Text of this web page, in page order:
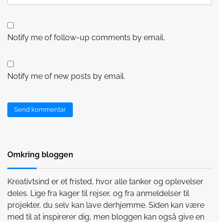
Notify me of follow-up comments by email.
Notify me of new posts by email.
Omkring bloggen
Kreativtsind er et fristed, hvor alle tanker og oplevelser
deles. Lige fra kager til rejser, og fra anmeldelser til
projekter, du selv kan lave derhjemme. Siden kan være
med til at inspirerer dig, men bloggen kan også give en